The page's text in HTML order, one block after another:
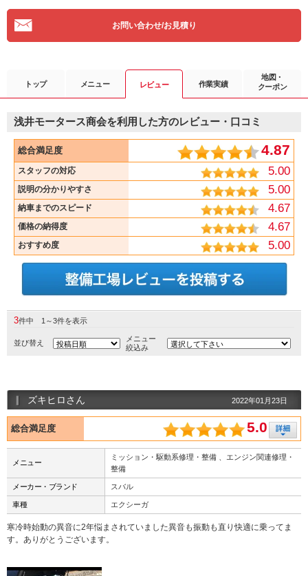
お問い合わせ/お見積り
トップ メニュー レビュー 作業実績
地図・
クーポン
浅井モータース商会を利用した方のレビュー・口コミ
総合満足度 4.87
スタッフの対応 5.00
説明の分かりやすさ 5.00
納車までのスピード 4.67
価格の納得度 4.67
おすすめ度 5.00
3件中 1～3件を表示
並び替え
メニュー
絞込み
ズキヒロさん 2022年01月23日
総合満足度 5.0
メニュー
ミッション・駆動系修理・整備 、エンジン関連修理・
整備
メーカー・ブランド スバル
車種 エクシーガ
寒冷時始動の異音に2年悩まされていました異音も振動も直り快適に乗ってま
す。ありがとうございます。